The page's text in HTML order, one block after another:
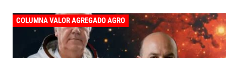
COLUMNA VALOR AGREGADO AGRO